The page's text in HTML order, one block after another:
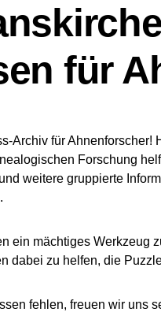
für
Archiv für
Forschung
weitere gruppierte
ein mächtiges Werkzeug
dabei zu helfen, die
fehlen, freuen wir uns